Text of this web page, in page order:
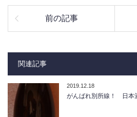
前の記事
関連記事
2019.12.18
がんばれ別所線！ 日本